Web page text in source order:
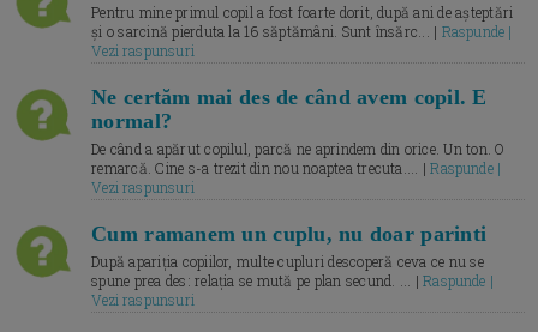
Pentru mine primul copil a fost foarte dorit, după ani de așteptări
și o sarcină pierduta la 16 săptămâni. Sunt însărc... | Raspunde |
Vezi raspunsuri
Ne certăm mai des de când avem copil. E
normal?
De când a apărut copilul, parcă ne aprindem din orice. Un ton. O
remarcă. Cine s-a trezit din nou noaptea trecuta.... |Raspunde |
Vezi raspunsuri
Cum ramanem un cuplu, nu doar parinti
După apariția copiilor, multe cupluri descoperă ceva ce nu se
spune prea des: relația se mută pe plan secund. ... |Raspunde |
Vezi raspunsuri